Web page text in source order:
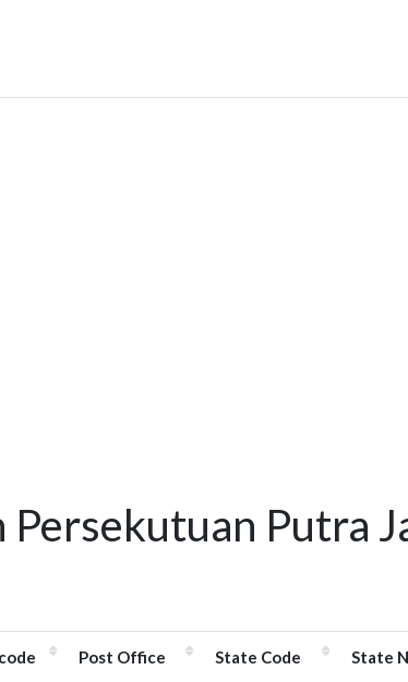
Putra
Post Office State Code State